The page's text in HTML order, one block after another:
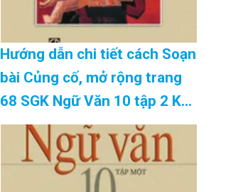
Hướng dẫn chi tiết cách Soạn
bài Củng cố, mở rộng trang
68 SGK Ngữ Văn 10 tập 2 Kết
nối tri thức – hay nhất Cập
Nhật 08/2026